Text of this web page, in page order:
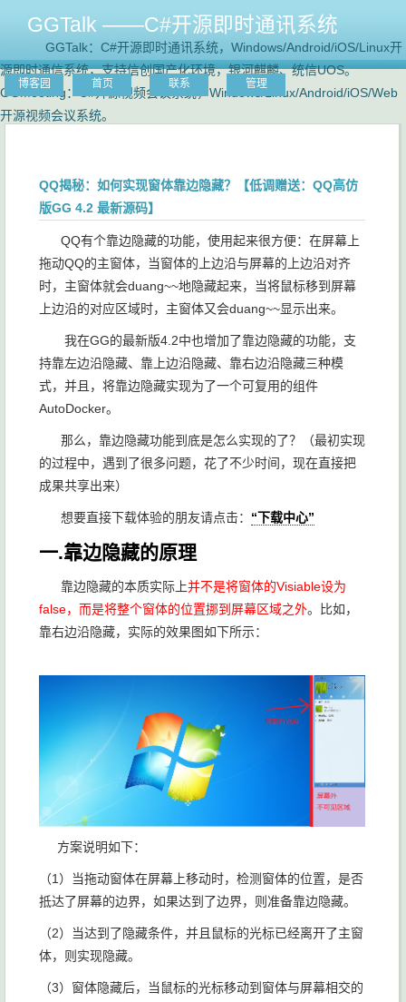
GGTalk ——C#开源即时通讯系统
GGTalk：C#开源即时通讯系统，Windows/Android/iOS/Linux开
源即时通信系统，支持信创国产化环境，银河麒麟、统信UOS。
GGMeeting：C#开源视频会议系统，Windows/Linux/Android/iOS/Web
开源视频会议系统。
博客园 首页 联系 管理
QQ揭秘：如何实现窗体靠边隐藏？【低调赠送：QQ高仿
版GG 4.2 最新源码】
QQ有个靠边隐藏的功能，使用起来很方便：在屏幕上
拖动QQ的主窗体，当窗体的上边沿与屏幕的上边沿对齐
时，主窗体就会duang~~地隐藏起来，当将鼠标移到屏幕
上边沿的对应区域时，主窗体又会duang~~显示出来。
我在GG的最新版4.2中也增加了靠边隐藏的功能，支
持靠左边沿隐藏、靠上边沿隐藏、靠右边沿隐藏三种模
式，并且，将靠边隐藏实现为了一个可复用的组件
AutoDocker。
那么，靠边隐藏功能到底是怎么实现的了？（最初实现
的过程中，遇到了很多问题，花了不少时间，现在直接把
成果共享出来）
想要直接下载体验的朋友请点击： “下载中心”
一.靠边隐藏的原理
靠边隐藏的本质实际上并不是将窗体的Visiable设为
false，而是将整个窗体的位置挪到屏幕区域之外。比如，
靠右边沿隐藏，实际的效果图如下所示：
方案说明如下：
（1）当拖动窗体在屏幕上移动时，检测窗体的位置，是否
抵达了屏幕的边界，如果达到了边界，则准备靠边隐藏。
（2）当达到了隐藏条件，并且鼠标的光标已经离开了主窗
体，则实现隐藏。
（3）窗体隐藏后，当鼠标的光标移动到窗体与屏幕相交的